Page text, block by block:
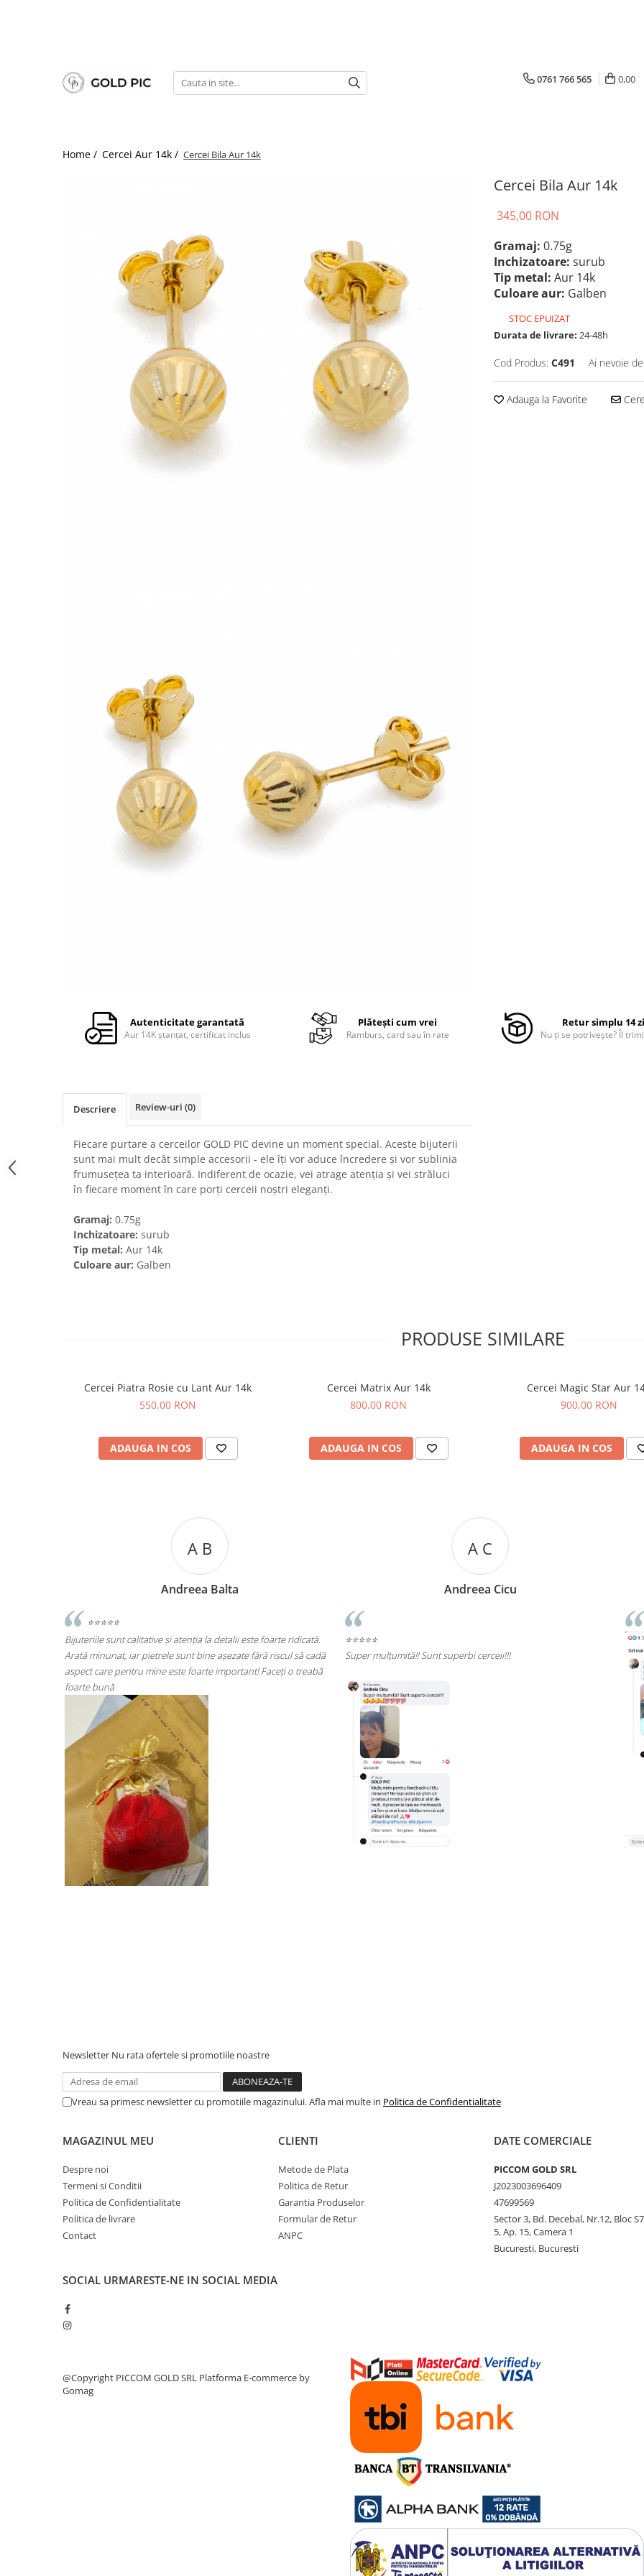
0761 766 565 0,00
Home / Cercei Aur 14k / Cercei Bila Aur 14k
Cercei Bila Aur 14k
345,00 RON
Gramaj: 0.75g
Inchizatoare: surub
Tip metal: Aur 14k
Culoare aur: Galben
STOC EPUIZAT
Durata de livrare: 24-48h
Cod Produs: C491 Ai nevoie
Adauga la Favorite
Autenticitate garantată
Aur 14K ștanțat, certificat inclus
Plătești cum vrei
Ramburs, card sau în rate
Retur simplu 14
Nu ți se potrivește? Îl
Descriere Review-uri (0)
Fiecare purtare a cerceilor GOLD PIC devine un moment special. Aceste bijuterii
sunt mai mult decât simple accesorii - ele îți vor aduce încredere și vor sublinia
frumusețea ta interioară. Indiferent de ocazie, vei atrage atenția și vei străluci
în fiecare moment în care porți cerceii noștri eleganți.
Gramaj: 0.75g
Inchizatoare: surub
Tip metal: Aur 14k
Culoare aur: Galben
PRODUSE SIMILARE
Cercei Piatra Rosie cu Lant Aur 14k
550,00 RON
ADAUGA IN COS
Cercei Matrix Aur 14k
800,00 RON
ADAUGA IN COS
Cercei Magic Star Aur
900,00 RON
ADAUGA IN COS
A C
Andreea Cicu
⭐⭐⭐⭐⭐
Super mulțumită!! Sunt superbi cerceii!!!
R R
Rizea Ramona
Newsletter Nu rata ofertele si promotiile noastre
Vreau sa primesc newsletter cu promotiile magazinului. Afla mai multe in Politica de Confidentialitate
MAGAZINUL MEU
Despre noi
Termeni si Conditii
Politica de Confidentialitate
Politica de livrare
Contact
CLIENTI
Metode de Plata
Politica de Retur
Garantia Produselor
Formular de Retur
ANPC
DATE COMERCIALE
PICCOM GOLD SRL
J2023003696409
47699569
Sector 3, Bd. Decebal, Nr.12, Bloc
5, Ap. 15, Camera 1
Bucuresti, Bucuresti
SOCIAL URMARESTE-NE IN SOCIAL MEDIA
@Copyright PICCOM GOLD SRL Platforma E-commerce by
Gomag